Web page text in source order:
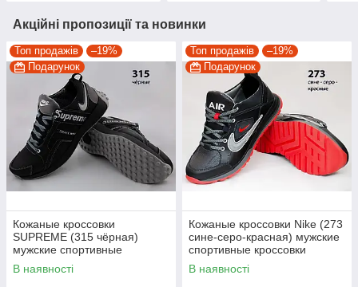
Акційні пропозиції та новинки
Топ продажів
–19%
Подарунок
Кожаные кроссовки
SUPREME (315 чёрная)
мужские спортивные
кроссовки шкіряні чоловічі
В наявності
Топ продажів
–19%
Подарунок
Кожаные кроссовки Nike (273
сине-серо-красная) мужские
спортивные кроссовки
шкіряні чоловічі
В наявності